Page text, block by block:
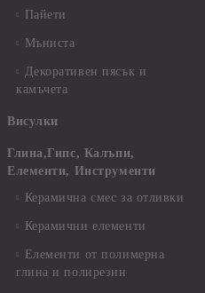
Пайети
Мъниста
Декоративен пясък и
камъчета
Висулки
Глина,Гипс, Калъпи,
Елементи, Инструменти
Керамична смес за отливки
Керамични елементи
Елементи от полимерна
глина и полирезин